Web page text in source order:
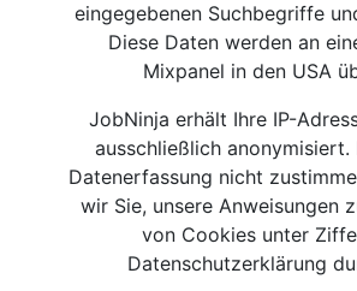
eingegebenen Suchbegriffe
Diese Daten werden an
Mixpanel in den USA
JobNinja erhält Ihre IP-
ausschließlich anonymisiert.
Datenerfassung nicht
wir Sie, unsere Anweisungen
von Cookies unter
Datenschutzerklärung